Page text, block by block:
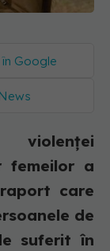
Google
femeilor a
care
de
suferit în